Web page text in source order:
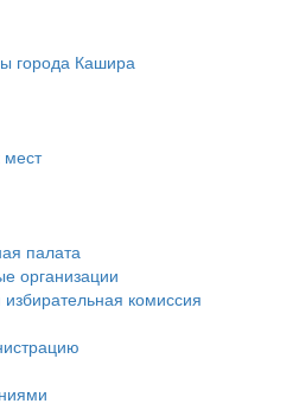
города Кашира
палата
организации
комиссия